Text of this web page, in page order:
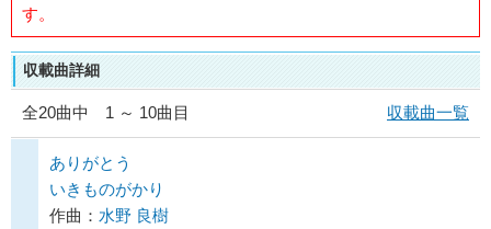
す。
収載曲詳細
全20曲中 1 ～ 10曲目 収載曲一覧
ありがとう
いきものがかり
作曲： 水野 良樹